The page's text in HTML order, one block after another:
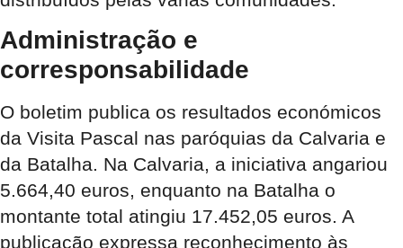
Administração e
corresponsabilidade
O boletim publica os resultados económicos
da Visita Pascal nas paróquias da Calvaria e
da Batalha. Na Calvaria, a iniciativa angariou
5.664,40 euros, enquanto na Batalha o
montante total atingiu 17.452,05 euros. A
publicação expressa reconhecimento às